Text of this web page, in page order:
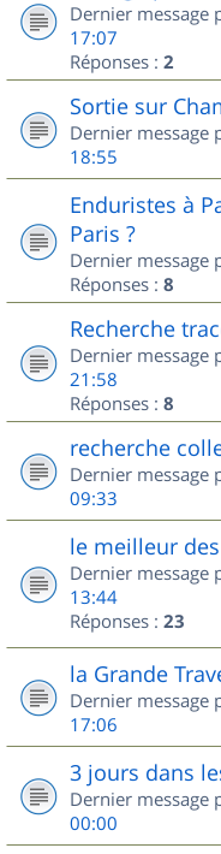
Dernier message
17:07
Réponses : 2
Sortie sur
Dernier message
18:55
Enduristes à
Paris ?
Dernier message
Réponses : 8
Recherche
Dernier message
21:58
Réponses : 8
recherche
Dernier message
09:33
le meilleur
Dernier message
13:44
Réponses : 23
la Grande
Dernier message
17:06
3 jours dans
Dernier message
00:00